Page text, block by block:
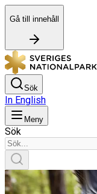
Gå till innehåll
Sök
In English
Meny
Sök